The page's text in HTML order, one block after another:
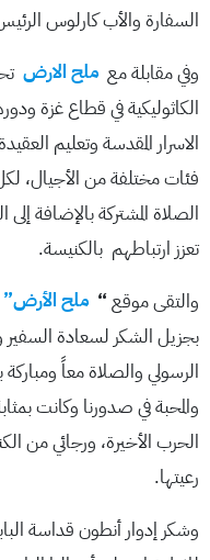
السفارة والأب كارلوس
وفي مقابلة مع ملح الارض
الكاثوليكية في قطاع غزة
فئات مختلفة من الأجيال،
الصلاة المشتركة بالإضافة
تعزز ارتباطهم بالكنيسة.
والتقى موقع“ ملح الأرض”
بجزيل الشكر لسعادة
الرسولي والصلاة معاً ومباركة
والمحبة في صدورنا وكانت
الحرب الأخيرة، ورجائي من
رعيتها.
وشكر إدوار أنطون قداسة